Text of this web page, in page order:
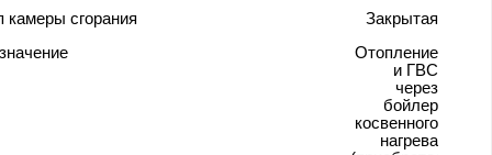
камеры сгорания
Закрытая
Отопление
и ГВС
через
бойлер
косвенного
нагрева